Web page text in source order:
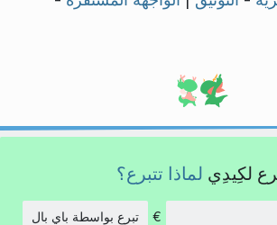
لكِيدِي لماذا تتبرع؟
€ تبرع بواسطة باي بال